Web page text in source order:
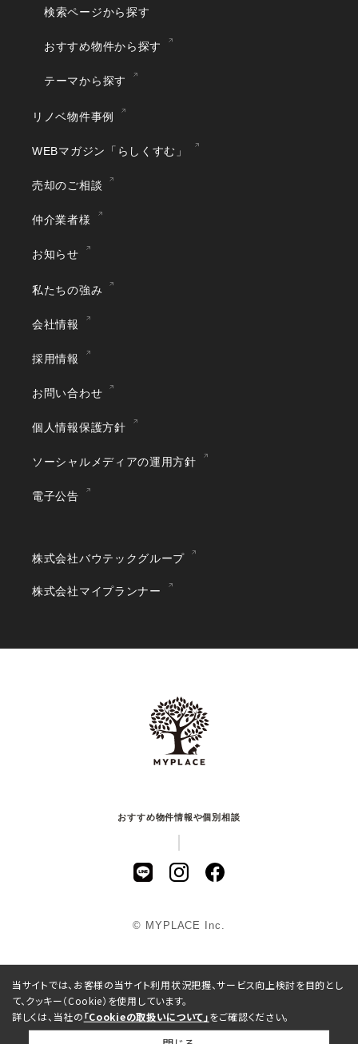
検索ページから探す
おすすめ物件から探す
テーマから探す
リノベ物件事例
WEBマガジン「らしくすむ」
売却のご相談
仲介業者様
お知らせ
私たちの強み
会社情報
採用情報
お問い合わせ
個人情報保護方針
ソーシャルメディアの運用方針
電子公告
株式会社バウテックグループ
株式会社マイプランナー
おすすめ物件情報や個別相談
© MYPLACE Inc.
当サイトでは、お客様の当サイト利用状況把握、サービス向上検討を目的とし
て、クッキー（Cookie）を使用しています。
詳しくは、当社の「Cookieの取扱いについて」をご確認ください。